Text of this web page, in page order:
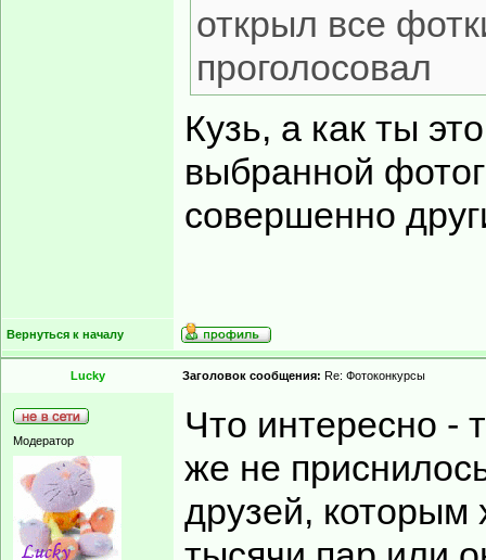
открыл все
проголосовал
Кузь, а как ты
выбранной
совершенно
Вернуться к началу
Lucky Заголовок сообщения: Re: Фотоконкурсы
Модератор
Что интересно -
же не
друзей, которым